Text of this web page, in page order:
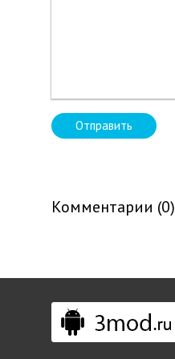
Отправить
Комментарии (0)